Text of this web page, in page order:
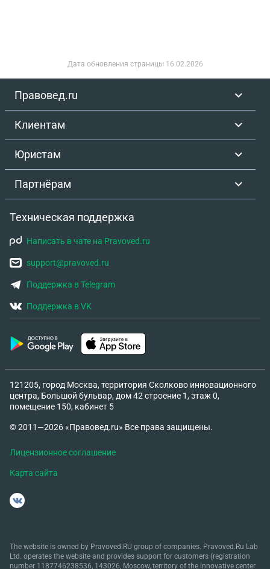
собственников? В расчете налога с продажи
согласна с таким размером доли.
Дата обновления страницы 16.02.2026
Правовед.ru
Клиентам
Юристам
Партнёрам
Техническая поддержка
Написать в чате на Pravoved.ru
support@pravoved.ru
Поддержка в Telegram
Поддержка в VK
121205, город Москва, территория Сколково инновационного
центра, Большой бульвар, дом 42 строение 1, этаж 0,
помещение 150, кабинет 5
© 2011—2026 «Правовед.ru» Все права защищены.
Лицензионное соглашение
Карта сайта
The website is owned by Pravoved.RU group of companies. Pravoved.Ru Lab
Ltd. operates the website and provides support for customers (registration
number 1187746238536, 143026, Moscow, territory of the innovative center